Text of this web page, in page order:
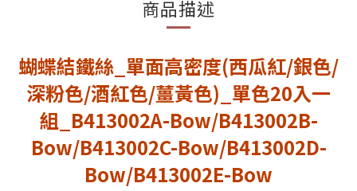
商品描述
蝴蝶結鐵絲_單面高密度(西瓜紅/銀色/
深粉色/酒紅色/薑黃色)_單色20入一
組_B413002A-Bow/B413002B-
Bow/B413002C-Bow/B413002D-
Bow/B413002E-Bow